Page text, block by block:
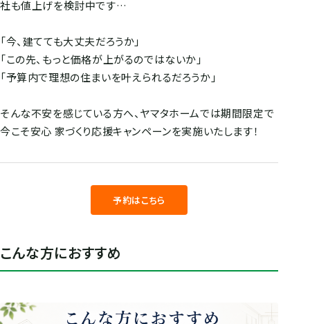
社も値上げを検討中です…
「今、建てても大丈夫だろうか」
「この先、もっと価格が上がるのではないか」
「予算内で理想の住まいを叶えられるだろうか」
そんな不安を感じている方へ、ヤマタホームでは期間限定で
今こそ安心 家づくり応援キャンペーンを実施いたします！
予約はこちら
こんな方におすすめ